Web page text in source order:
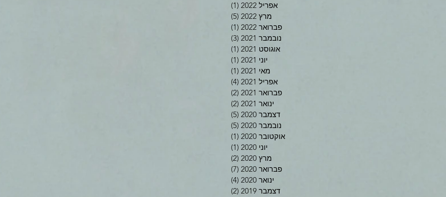
אפריל 2022
(1)
מרץ 2022
(5)
פברואר 2022
(1)
נובמבר 2021
(3)
אוגוסט 2021
(1)
יוני 2021
(1)
מאי 2021
(1)
אפריל 2021
(4)
פברואר 2021
(2)
ינואר 2021
(2)
דצמבר 2020
(5)
נובמבר 2020
(5)
אוקטובר 2020
(1)
יוני 2020
(1)
מרץ 2020
(2)
פברואר 2020
(7)
ינואר 2020
(4)
דצמבר 2019
(2)